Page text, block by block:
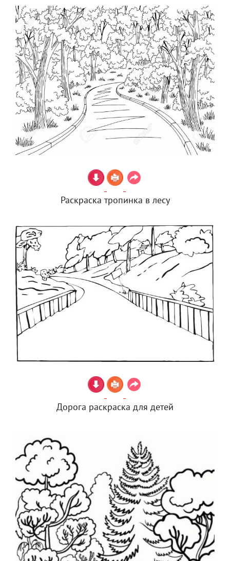
Раскраска тропинка в лесу
Дорога раскраска для детей